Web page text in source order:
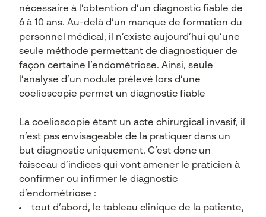
nécessaire à l’obtention d’un diagnostic fiable de
6 à 10 ans. Au-delà d’un manque de formation du
personnel médical, il n’existe aujourd’hui qu’une
seule méthode permettant de diagnostiquer de
façon certaine l’endométriose. Ainsi, seule
l’analyse d’un nodule prélevé lors d’une
coelioscopie permet un diagnostic fiable
La coelioscopie étant un acte chirurgical invasif, il
n’est pas envisageable de la pratiquer dans un
but diagnostic uniquement. C’est donc un
faisceau d’indices qui vont amener le praticien à
confirmer ou infirmer le diagnostic
d’endométriose :
tout d’abord, le tableau clinique de la patiente,